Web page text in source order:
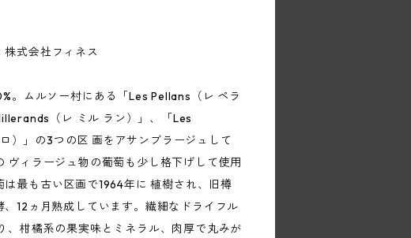
式会社フィネス
。ムルソー村にある「Les Pellans（レ ペラ
（レ ミル ラン）」、「Les
）」の3つの区 画をアサンブラージュして
ヴィラージュ物の葡萄も少し格下げして使用
は最も古い区画で1964年に 植樹され、旧樽
、12ヵ月熟成しています。繊細なドライフル
、柑橘系の果実味とミネラル、肉厚で丸みが